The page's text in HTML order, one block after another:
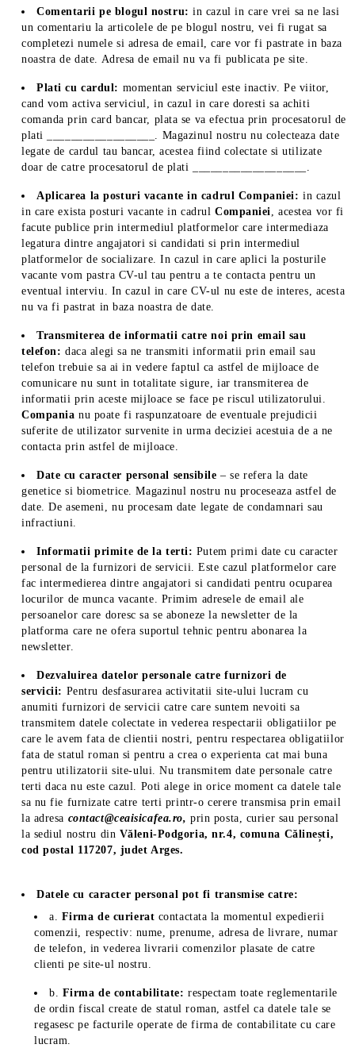
Comentarii pe blogul nostru:in cazul in care vrei sa ne lasi
un comentariu la articolele de pe blogul nostru, vei fi rugat sa
completezi numele si adresa de email, care vor fi pastrate in baza
noastra de date. Adresa de email nu va fi publicata pe site.
Plati cu cardul: momentan serviciul este inactiv. Pe viitor,
cand vom activa serviciul, in cazul in care doresti sa achiti
comanda prin card bancar, plata se va efectua prin procesatorul de
plati __________________. Magazinul nostru nu colecteaza date
legate de cardul tau bancar, acestea fiind colectate si utilizate
doar de catre procesatorul de plati ___________________.
Aplicarea la posturi vacante in cadrul Companiei: in cazul
in care exista posturi vacante in cadrul Companiei, acestea vor fi
facute publice prin intermediul platformelor care intermediaza
legatura dintre angajatori si candidati si prin intermediul
platformelor de socializare. In cazul in care aplici la posturile
vacante vom pastra CV-ul tau pentru a te contacta pentru un
eventual interviu. In cazul in care CV-ul nu este de interes, acesta
nu va fi pastrat in baza noastra de date.
Transmiterea de informatii catre noi prin email sau
telefon: daca alegi sa ne transmiti informatii prin email sau
telefon trebuie sa ai in vedere faptul ca astfel de mijloace de
comunicare nu sunt in totalitate sigure, iar transmiterea de
informatii prin aceste mijloace se face pe riscul utilizatorului.
Companianu poate fi raspunzatoare de eventuale prejudicii
suferite de utilizator survenite in urma deciziei acestuia de a ne
contacta prin astfel de mijloace.
Date cu caracter personal sensibile – se refera la date
genetice si biometrice. Magazinul nostru nu proceseaza astfel de
date. De asemeni, nu procesam date legate de condamnari sau
infractiuni.
Informatii primite de la terti: Putem primi date cu caracter
personal de la furnizori de servicii. Este cazul platformelor care
fac intermedierea dintre angajatori si candidati pentru ocuparea
locurilor de munca vacante. Primim adresele de email ale
persoanelor care doresc sa se aboneze la newsletter de la
platforma care ne ofera suportul tehnic pentru abonarea la
newsletter.
Dezvaluirea datelor personale catre furnizori de
servicii: Pentru desfasurarea activitatii site-ului lucram cu
anumiti furnizori de servicii catre care suntem nevoiti sa
transmitem datele colectate in vederea respectarii obligatiilor pe
care le avem fata de clientii nostri, pentru respectarea obligatiilor
fata de statul roman si pentru a crea o experienta cat mai buna
pentru utilizatorii site-ului. Nu transmitem date personale catre
terti daca nu este cazul. Poti alege in orice moment ca datele tale
sa nu fie furnizate catre terti printr-o cerere transmisa prin email
la adresa contact@ceaisicafea.ro, prin posta, curier sau personal
la sediul nostru din Văleni-Podgoria, nr.4, comuna Călinești,
cod postal 117207, judet Arges.
Datele cu caracter personal pot fi transmise catre:
a. Firma de curierat contactata la momentul expedierii
comenzii, respectiv: nume, prenume, adresa de livrare, numar
de telefon, in vederea livrarii comenzilor plasate de catre
clienti pe site-ul nostru.
b. Firma de contabilitate: respectam toate reglementarile
de ordin fiscal create de statul roman, astfel ca datele tale se
regasesc pe facturile operate de firma de contabilitate cu care
lucram.